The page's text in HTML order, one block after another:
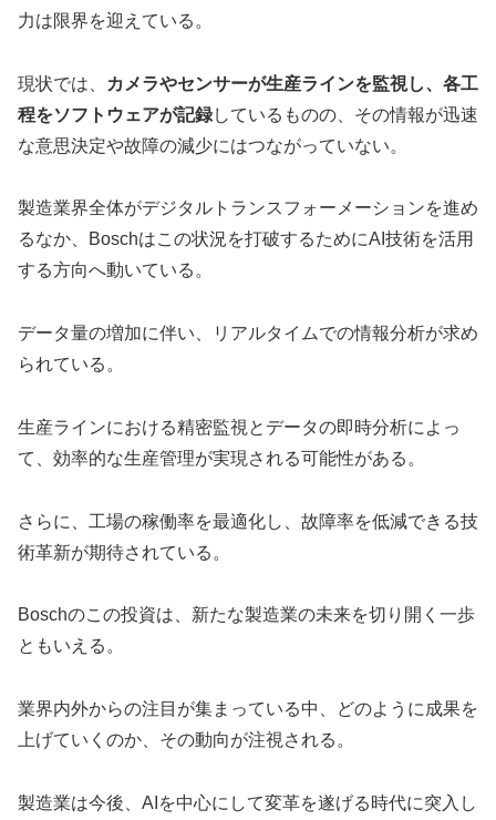
力は限界を迎えている。
現状では、
カメラやセンサーが生産ラインを監視し、各工
程をソフトウェアが記録しているものの、その情報が迅速
な意思決定や故障の減少にはつながっていない。
製造業界全体がデジタルトランスフォーメーションを進め
るなか、Boschはこの状況を打破するためにAI技術を活用
する方向へ動いている。
データ量の増加に伴い、リアルタイムでの情報分析が求め
られている。
生産ラインにおける精密監視とデータの即時分析によっ
て、効率的な生産管理が実現される可能性がある。
さらに、工場の稼働率を最適化し、故障率を低減できる技
術革新が期待されている。
Boschのこの投資は、新たな製造業の未来を切り開く一歩
ともいえる。
業界内外からの注目が集まっている中、どのように成果を
上げていくのか、その動向が注視される。
製造業は今後、AIを中心にして変革を遂げる時代に突入し